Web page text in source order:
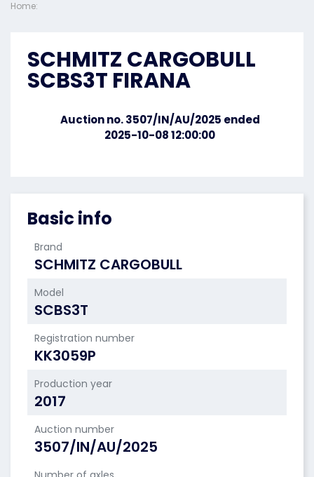
Home:
Basic info
Brand
SCHMITZ CARGOBULL
Model
SCBS3T
Registration number
KK3059P
Production year
2017
Auction number
3507/IN/AU/2025
SCHMITZ CARGOBULL
SCBS3T FIRANA
Auction no. 3507/IN/AU/2025 ended
2025-10-08 12:00:00